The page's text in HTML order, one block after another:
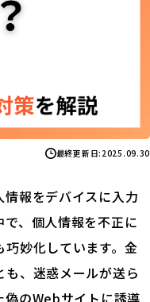
最終更新日: 2025.09.30
報をデバイスに入力
、個人情報を不正に
妙化しています。金
、迷惑メールが送ら